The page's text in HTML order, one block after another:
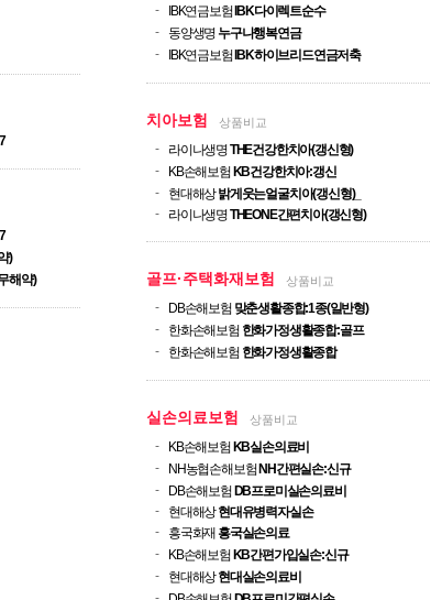
)
해약)
- IBK연금보험 IBK다이렉트순수
-
동양생명 누구나행복연금
-
IBK연금보험 IBK하이브리드연금저축
치아보험 상품비교
- 라이나생명THE건강한치아(갱신형)
-
KB손해보험 KB건강한치아:갱신
-
현대해상밝게웃는얼굴치아(갱신형)_
-
라이나생명THEONE간편치아(갱신형)
골프·주택화재보험 상품비교
- DB손해보험 맞춘생활종합:1종(일반형)
-
한화손해보험 한화가정생활종합:골프
-
한화손해보험 한화가정생활종합
실손의료보험 상품비교
- KB손해보험 KB실손의료비
-
NH농협손해보험 NH간편실손:신규
-
DB손해보험 DB프로미실손의료비
-
현대해상현대유병력자실손
-
흥국화재 흥국실손의료
-
KB손해보험 KB간편가입실손:신규
-
현대해상현대실손의료비